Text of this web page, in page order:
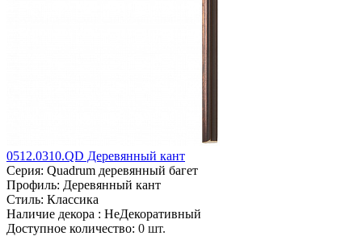
0512.0310.QD Деревянный кант
Серия: Quadrum деревянный багет
Профиль: Деревянный кант
Стиль: Классика
Наличие декора : НеДекоративный
Доступное количество: 0 шт.